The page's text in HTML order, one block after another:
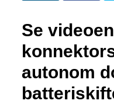
Se
autonom